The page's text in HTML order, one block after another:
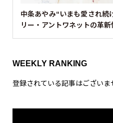
中条あやみ“いまも愛され
リー・アントワネットの革
WEEKLY RANKING
登録されている記事はございま